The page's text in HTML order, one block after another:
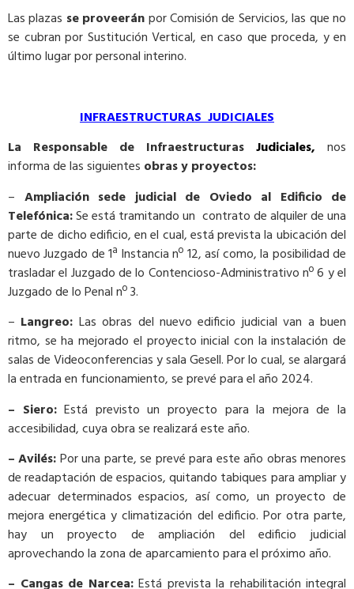
Las plazas se proveeránpor Comisión de Servicios, las que no
se cubran por Sustitución Vertical, en caso que proceda, y en
último lugar por personal interino.
INFRAESTRUCTURAS JUDICIALES
La Responsable de Infraestructuras Judiciales, nos
informa de las siguientes obras y proyectos:
– Ampliación sede judicial de Oviedo al Edificio de
Telefónica:Se está tramitando un contrato de alquiler de una
parte de dicho edificio, en el cual, está prevista la ubicación del
nuevo Juzgado de 1ª Instancia nº 12, así como, la posibilidad de
trasladar el Juzgado de lo Contencioso-Administrativo nº 6 y el
Juzgado de lo Penal nº 3.
– Langreo: Las obras del nuevo edificio judicial van a buen
ritmo, se ha mejorado el proyecto inicial con la instalación de
salas de Videoconferencias y sala Gesell. Por lo cual, se alargará
la entrada en funcionamiento, se prevé para el año 2024.
– Siero:Está previsto un proyecto para la mejora de la
accesibilidad, cuya obra se realizará este año.
–Avilés:Por una parte, se prevé para este año obras menores
de readaptación de espacios, quitando tabiques para ampliar y
adecuar determinados espacios, así como, un proyecto de
mejora energética y climatización del edificio. Por otra parte,
hay un proyecto de ampliación del edificio judicial
aprovechando la zona de aparcamiento para el próximo año.
– Cangas de Narcea: Está prevista la rehabilitación integral